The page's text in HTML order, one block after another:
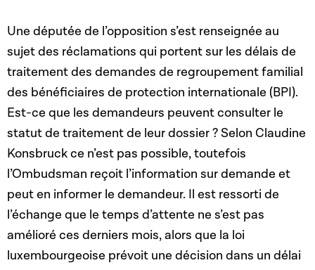
Une députée de l’opposition s’est renseignée au
sujet des réclamations qui portent sur les délais de
traitement des demandes de regroupement familial
des bénéficiaires de protection internationale (BPI).
Est-ce que les demandeurs peuvent consulter le
statut de traitement de leur dossier ? Selon Claudine
Konsbruck ce n’est pas possible, toutefois
l’Ombudsman reçoit l’information sur demande et
peut en informer le demandeur. Il est ressorti de
l’échange que le temps d’attente ne s’est pas
amélioré ces derniers mois, alors que la loi
luxembourgeoise prévoit une décision dans un délai